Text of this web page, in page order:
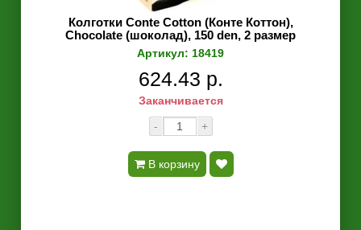
Колготки Conte Cotton (Конте Коттон),
Chocolate (шоколад), 150 den, 2 размер
Артикул: 18419
624.43 р.
Заканчивается
-
+
В корзину